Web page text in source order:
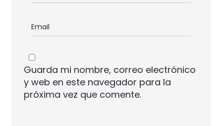
Guarda mi nombre, correo electrónico
y web en este navegador para la
próxima vez que comente.